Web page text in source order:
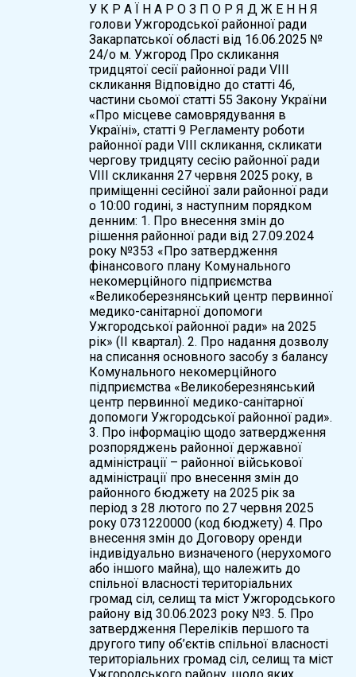
У К Р А Ї Н А Р О З П О Р Я Д Ж Е Н Н Я
голови Ужгородської районної ради
Закарпатської області від 16.06.2025 №
24/о м. Ужгород Про скликання
тридцятої сесії районної ради VIІI
скликання Відповідно до статті 46,
частини сьомої статті 55 Закону України
«Про місцеве самоврядування в
Україні», статті 9 Регламенту роботи
районної ради VIІI скликання, скликати
чергову тридцяту сесію районної ради
VIІI скликання 27 червня 2025 року, в
приміщенні сесійної зали районної ради
о 10:00 годині, з наступним порядком
денним: 1. Про внесення змін до
рішення районної ради від 27.09.2024
року №353 «Про затвердження
фінансового плану Комунального
некомерційного підприємства
«Великоберезнянський центр первинної
медико-санітарної допомоги
Ужгородської районної ради» на 2025
рік» (ІІ квартал). 2. Про надання дозволу
на списання основного засобу з балансу
Комунального некомерційного
підприємства «Великоберезнянський
центр первинної медико-санітарної
допомоги Ужгородської районної ради».
3. Про інформацію щодо затвердження
розпоряджень районної державної
адміністрації – районної військової
адміністрації про внесення змін до
районного бюджету на 2025 рік за
період з 28 лютого по 27 червня 2025
року 0731220000 (код бюджету) 4. Про
внесення змін до Договору оренди
індивідуально визначеного (нерухомого
або іншого майна), що належить до
спільної власності територіальних
громад сіл, селищ та міст Ужгородського
району від 30.06.2023 року №3. 5. Про
затвердження Переліків першого та
другого типу об’єктів спільної власності
територіальних громад сіл, селищ та міст